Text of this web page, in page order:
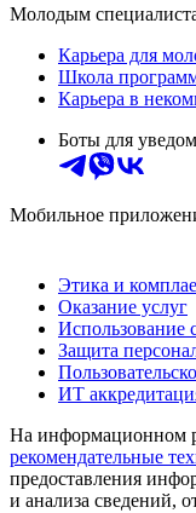
Молодым
Карьера для
Школа
Карьера в
Боты для
Мобильное
Этика и
Оказание услуг
Использование
Защита
ИТ
На информационном
рекомендательные
предоставления
и анализа сведений,